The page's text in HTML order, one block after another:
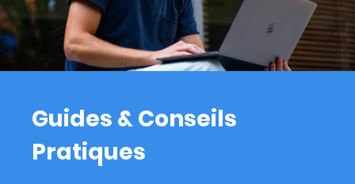
Guides & Conseils
Pratiques